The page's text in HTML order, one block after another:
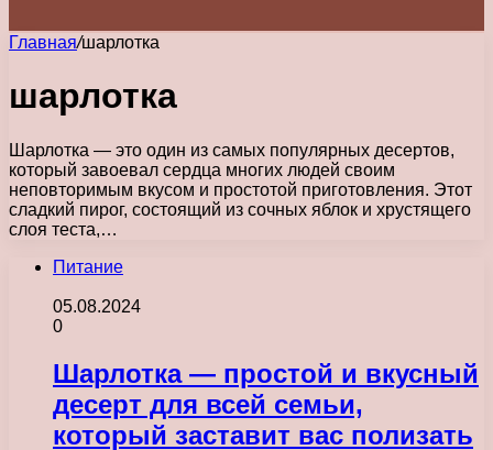
Главная/шарлотка
шарлотка
Шарлотка — это один из самых популярных десертов,
который завоевал сердца многих людей своим
неповторимым вкусом и простотой приготовления. Этот
сладкий пирог, состоящий из сочных яблок и хрустящего
слоя теста,…
Питание
05.08.2024
0
Шарлотка — простой и вкусный
десерт для всей семьи,
который заставит вас полизать